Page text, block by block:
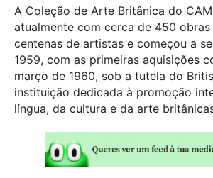
A Coleção de Arte Britânica do
atualmente com cerca de 450 obras
centenas de artistas e começou a
1959, com as primeiras aquisições
março de 1960, sob a tutela do
instituição dedicada à promoção
língua, da cultura e da arte